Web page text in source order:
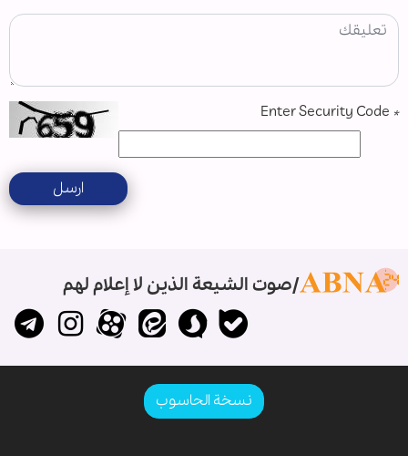
*
ارسل
صوت الشيعة الذين لا إعلام لهم
نسخة الحاسوب